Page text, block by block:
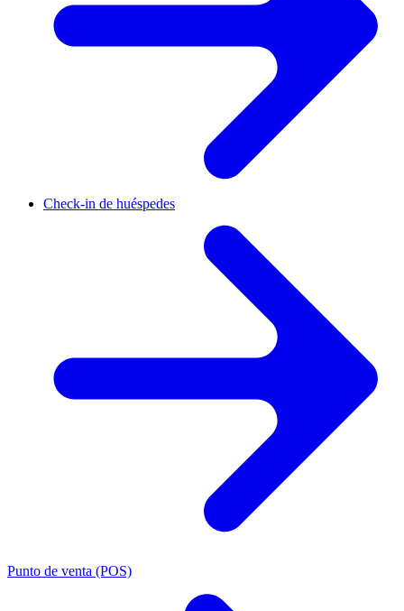
Check-in de huéspedes
Punto de venta (POS)